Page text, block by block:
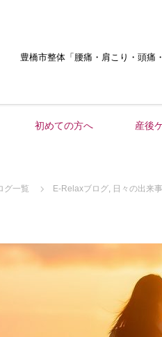
豊橋市整体 「腰痛・肩こり・頭痛
初めての方へ 産後
グ一覧
E-Relaxブログ, 日々の出来事